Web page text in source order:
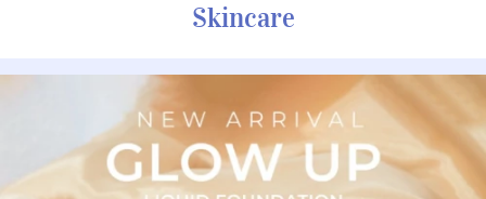
Skincare